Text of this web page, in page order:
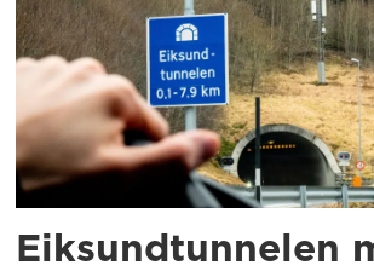
Eiksundtunnelen